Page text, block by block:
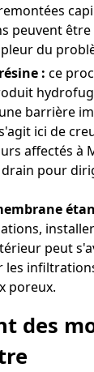
peuvent être
du
: ce
barrière
ici de
affectés à
pour
peut
les
poreux.
des